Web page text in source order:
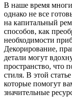
В наше время
однако не все
на капитальный
способов, как
необходимости
Декорирование,
детали могут
пространство, что
стиля. В этой
которые помогут
значительные